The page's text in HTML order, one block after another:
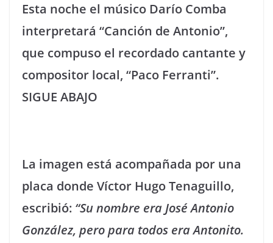
Esta noche el músico Darío Comba
interpretará “Canción de Antonio”,
que compuso el recordado cantante y
compositor local, “Paco Ferranti”.
SIGUE ABAJO
La imagen está acompañada por una
placa donde Víctor Hugo Tenaguillo,
escribió: “Su nombre era José Antonio
González, pero para todos era Antonito.